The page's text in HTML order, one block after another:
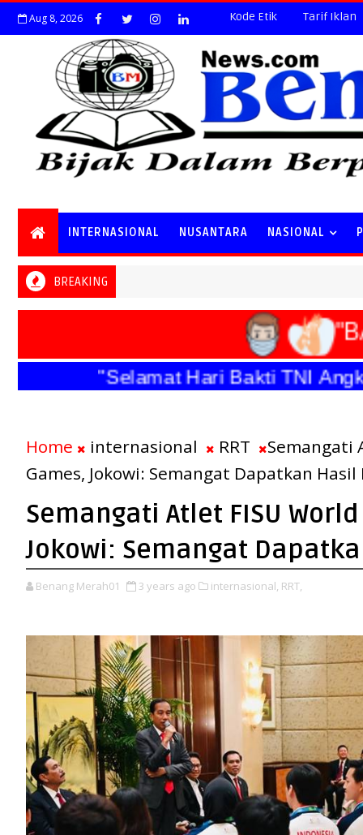
Aug 8, 2026 Kode Etik Tarif Iklan
INTERNASIONAL NUSANTARA NASIONAL
BREAKING
"Selamat Hari Bakti TNI
Home internasional RRT
Semangati
Games, Jokowi: Semangat Dapatkan
Semangati Atlet FISU
Jokowi: Semangat
Benang Merah01 3 years ago internasional, RRT,